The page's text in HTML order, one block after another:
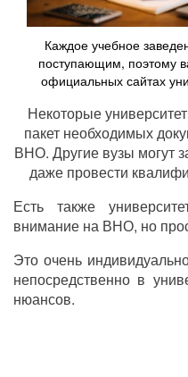
Каждое учебное
поступающим, поэтому
официальных сайтах
Некоторые
пакет необходимых
ВНО. Другие вузы могут
даже провести
Есть также
внимание на ВНО, но
Это очень
непосредственно в
нюансов.